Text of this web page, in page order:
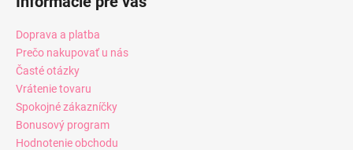
Doprava a platba
Prečo nakupovať u nás
Časté otázky
Vrátenie tovaru
Spokojné zákazníčky
Bonusový program
Hodnotenie obchodu